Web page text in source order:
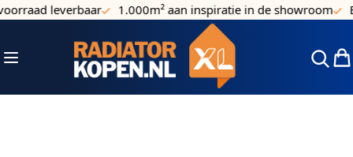
Ga naar de inhoud
leverbaar 1.000m² aan inspiratie in de showroom
Toggle Nav